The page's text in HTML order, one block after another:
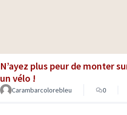
N’ayez plus peur de monter
un vélo !
Carambarcolorebleu 0